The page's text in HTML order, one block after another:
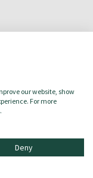
our website, show
For more
Deny